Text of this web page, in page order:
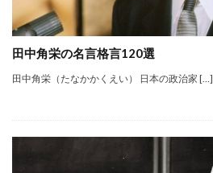
田中角栄の名言格言120選
田中角栄（たなかかくえい） 日本の政治家 […]